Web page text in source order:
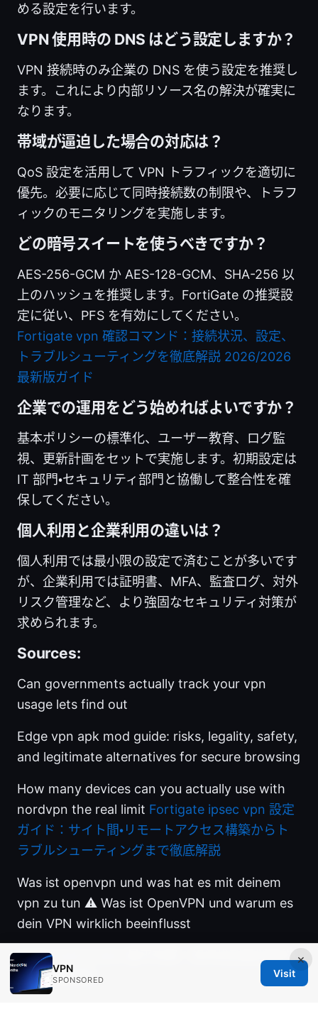
める設定を行います。
VPN 使用時の DNS はどう設定しますか？
VPN 接続時のみ企業の DNS を使う設定を推奨し
ます。これにより内部リソース名の解決が確実に
なります。
帯域が逼迫した場合の対応は？
QoS 設定を活用して VPN トラフィックを適切に
優先。必要に応じて同時接続数の制限や、トラフ
ィックのモニタリングを実施します。
どの暗号スイートを使うべきですか？
AES-256-GCM か AES-128-GCM、SHA-256 以
上のハッシュを推奨します。FortiGate の推奨設
定に従い、PFS を有効にしてください。
Fortigate vpn 確認コマンド：接続状況、設定、
トラブルシューティングを徹底解説 2026/2026
最新版ガイド
企業での運用をどう始めればよいですか？
基本ポリシーの標準化、ユーザー教育、ログ監
視、更新計画をセットで実施します。初期設定は
IT 部門・セキュリティ部門と協働して整合性を確
保してください。
個人利用と企業利用の違いは？
個人利用では最小限の設定で済むことが多いです
が、企業利用では証明書、MFA、監査ログ、対外
リスク管理など、より強固なセキュリティ対策が
求められます。
Sources:
Can governments actually track your vpn
usage lets find out
Edge vpn apk mod guide: risks, legality, safety,
and legitimate alternatives for secure browsing
How many devices can you actually use with
nordvpn the real limit Fortigate ipsec vpn 設定
ガイド：サイト間・リモートアクセス構築からト
ラブルシューティングまで徹底解説
Was ist openvpn und was hat es mit deinem
vpn zu tun ⚠️ Was ist OpenVPN und warum es
dein VPN wirklich beeinflusst
Apple watch esim 最平攻略：如何找到最划算的
蜂窝网络套餐
×
VPN
SPONSORED
Visit